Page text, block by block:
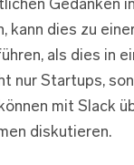
Gedanken
kann dies zu
als dies in
nur Startups,
mit Slack
diskutieren.